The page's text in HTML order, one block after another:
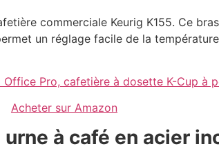
commerciale Keurig K155. Ce
un réglage facile de la
Office Pro, cafetière à dosette K-Cup à
Acheter sur Amazon
urne à café en acier